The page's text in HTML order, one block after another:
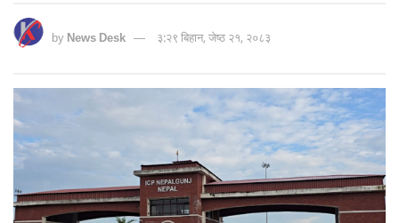
byNews Desk ३:२९ बिहान, जेष्ठ २१, २०८३